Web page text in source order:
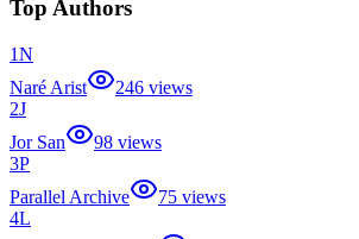
Top Authors
1N
Naré Arist
246 views
2J
Jor San
98 views
3P
Parallel Archive
75 views
4L